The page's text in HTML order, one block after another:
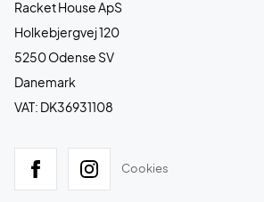
Racket House ApS
Holkebjergvej 120
5250 Odense SV
Danemark
VAT: DK36931108
Cookies